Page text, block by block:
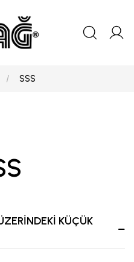
SSS
KÜÇÜK